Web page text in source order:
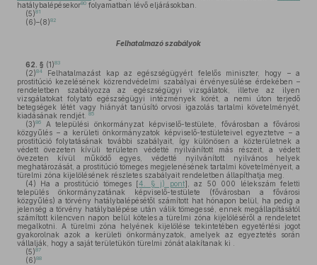
hatálybalépésekor80 folyamatban lévő eljárásokban.
(5)81
(6)–(8)82
Felhatalmazó szabályok
62. § (1)83
(2)84
Felhatalmazást kap az egészségügyért felelős miniszter, hogy – a
prostitúció kezelésének közrendvédelmi szabályai érvényesülése érdekében –
rendeletben szabályozza az egészségügyi vizsgálatok, illetve az ilyen
vizsgálatokat folytató egészségügyi intézmények körét, a nemi úton terjedő
betegségek létét vagy hiányát tanúsító orvosi igazolás tartalmi követelményét,
kiadásának rendjét.
85
(3)86
A települési önkormányzat képviselő-testülete, fővárosban a fővárosi
közgyűlés – a kerületi önkormányzatok képviselő-testületeivel egyeztetve – a
prostitúció folytatásának további szabályait, így különösen a közterületnek a
védett övezeten kívüli területen védetté nyilvánított más részeit, a védett
övezeten kívül működő egyes, védetté nyilvánított nyilvános helyek
meghatározását, a prostitúció tömeges megjelenésének tartalmi követelményeit, a
türelmi zóna kijelölésének részletes szabályait rendeletben állapíthatja meg.
(4) Ha a prostitúció tömeges [4. § j) pont], az 50 000 lélekszám feletti
település önkormányzatának képviselő-testülete (fővárosban a fővárosi
közgyűlés) a törvény hatálybalépésétől számított hat hónapon belül, ha pedig a
jelenség a törvény hatálybalépése után válik tömegessé, ennek megállapításától
számított kilencven napon belül köteles a türelmi zóna kijelöléséről a rendeletet
megalkotni. A türelmi zóna helyének kijelölése tekintetében egyetértési jogot
gyakorolnak azok a kerületi önkormányzatok, amelyek az egyeztetés során
vállalják, hogy a saját területükön türelmi zónát alakítanak ki .
(5)87
(6)88